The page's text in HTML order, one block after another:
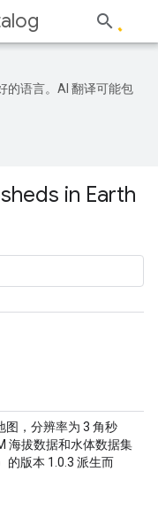
的语言。AI 翻译可能包
in Earth
图，分辨率为 3 角秒
海拔数据和水体数据集
的版本 1.0.3 派生而